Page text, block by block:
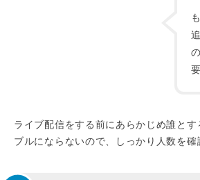
ライブ配信をする前にあらかじめ誰と
ブルにならないので、しっかり人数を確